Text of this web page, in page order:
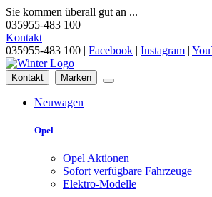
Sie kommen überall gut an ...
035955-483 100
Kontakt
035955-483 100 | Facebook | Instagram |
Kontakt Marken
Neuwagen
Opel
Opel Aktionen
Sofort verfügbare Fahrzeuge
Elektro-Modelle